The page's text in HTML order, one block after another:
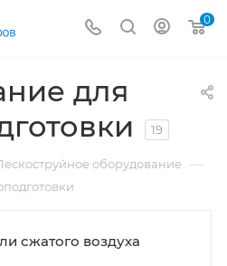
0
для
19
оборудование —
сжатого воздуха